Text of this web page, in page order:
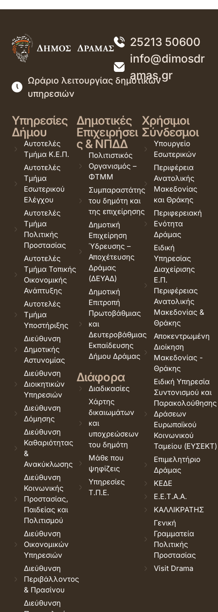
25213 50600
info@dimosdr
amas.gr
Ωράριο λειτουργίας δημοτικών
υπηρεσιών
Υπηρεσίες
Δήμου
Αυτοτελές
Τμήμα Κ.Ε.Π.
Αυτοτελές
Τμήμα
Εσωτερικού
Ελέγχου
Αυτοτελές
Τμήμα
Πολιτικής
Προστασίας
Αυτοτελές
Τμήμα Τοπικής
Οικονομικής
Ανάπτυξης
Αυτοτελές
Τμήμα
Υποστήριξης
Διεύθυνση
Δημοτικής
Αστυνομίας
Διεύθυνση
Διοικητικών
Υπηρεσιών
Διεύθυνση
Δόμησης
Διεύθυνση
Καθαριότητας
&
Ανακύκλωσης
Διεύθυνση
Κοινωνικής
Προστασίας,
Παιδείας και
Πολιτισμού
Διεύθυνση
Οικονομικών
Υπηρεσιών
Διεύθυνση
Περιβάλλοντος
& Πρασίνου
Διεύθυνση
Δημοτικές
Επιχειρήσει
ς & ΝΠΔΔ
Πολιτιστικός
Οργανισμός –
ΦΤΜΜ
Συμπαραστάτης
του δημότη και
της επιχείρησης
Δημοτική
Επιχείρηση
Ύδρευσης –
Αποχέτευσης
Δράμας
(ΔΕΥΑΔ)
Δημοτική
Επιτροπή
Πρωτοβάθμιας
και
Δευτεροβάθμιας
Εκπαίδευσης
Δήμου Δράμας
Διάφορα
Διαδικασίες
Χάρτης
δικαιωμάτων
και
υποχρεώσεων
του δημότη
Μάθε που
ψηφίζεις
Υπηρεσίες
Τ.Π.Ε.
Χρήσιμοι
Σύνδεσμοι
Υπουργείο
Εσωτερικών
Περιφέρεια
Ανατολικής
Μακεδονίας
και Θράκης
Περιφερειακή
Ενότητα
Δράμας
Ειδική
Υπηρεσίας
Διαχείρισης
Ε.Π.
Περιφέρειας
Ανατολικής
Μακεδονίας &
Θράκης
Αποκεντρωμένη
Διοίκηση
Μακεδονίας -
Θράκης
Ειδική Υπηρεσία
Συντονισμού και
Παρακολούθησης
Δράσεων
Ευρωπαϊκού
Κοινωνικού
Ταμείου (ΕΥΣΕΚΤ)
Επιμελητήριο
Δράμας
ΚΕΔΕ
Ε.Ε.Τ.Α.Α.
ΚΑΛΛΙΚΡΑΤΗΣ
Γενική
Γραμματεία
Πολιτικής
Προστασίας
Visit Drama